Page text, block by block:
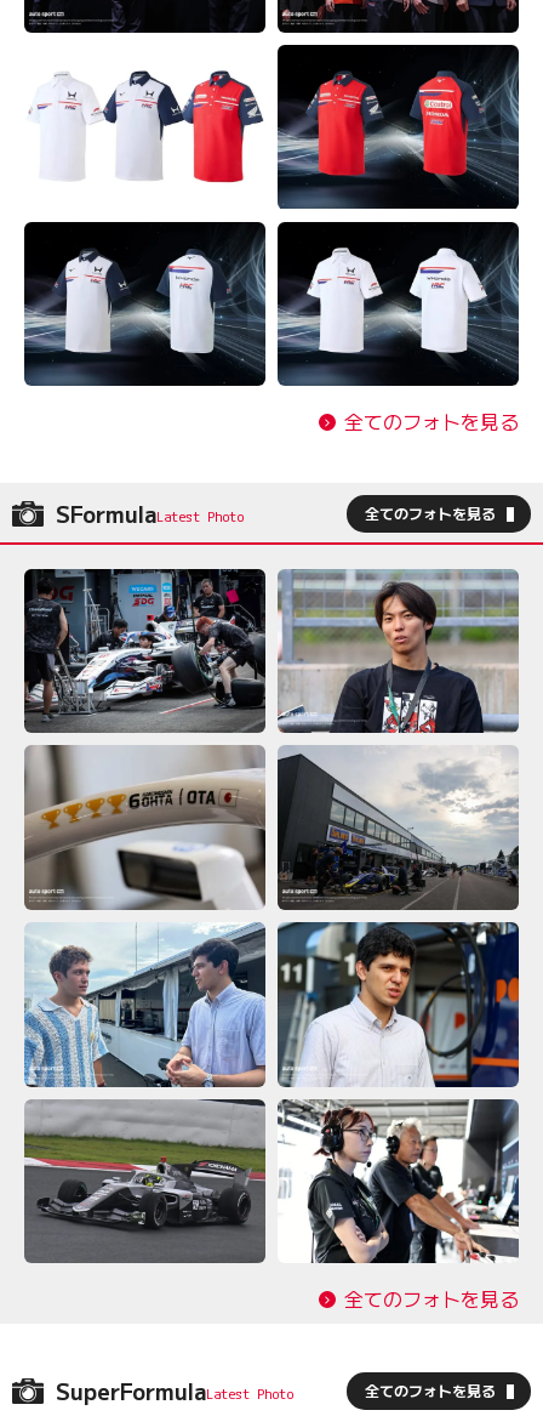
全てのフォトを見る
SFormula 全てのフォトを見る
全てのフォトを見る
SuperFormula 全てのフォトを見る